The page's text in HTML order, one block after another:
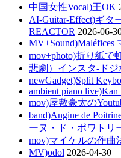
中国女性Vocal)王OK
AI-Guitar-Effect)ギタ
REACTOR 2026-06-
MV+Sound)Maléfices
mov+photo)折り紙で
悲劇）インスタ-ドジ
newGadget)Split
ambient piano live)Kan
mov)屋敷豪太の
band)Angine de
ーヌ・ド・ポワトリ
mov)マイケルの作曲
MV)odol 2026-04-30